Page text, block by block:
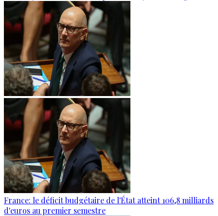
France: le déficit budgétaire de l'État atteint 106,8 milliards
d'euros au premier semestre